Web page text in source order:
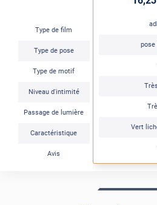
Type de film
Type de pose
Type de motif
Niveau d'intimité
Passage de lumière
Caractéristique
Avis
Vert